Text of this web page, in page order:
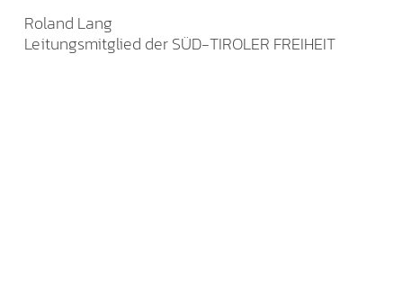
Roland Lang
Leitungsmitglied der SÜD-TIROLER FREIHEIT